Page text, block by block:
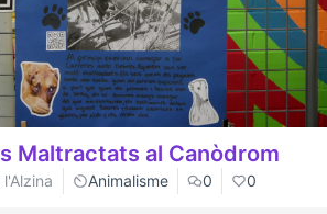
Maltractats al Canòdrom
Animalisme 0 0